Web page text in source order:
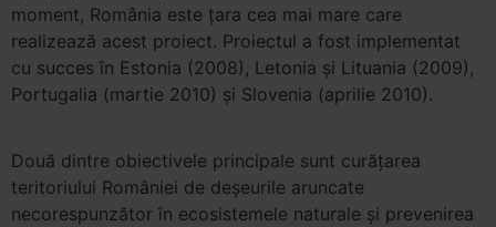
moment, România este ţara cea mai mare care
realizează acest proiect. Proiectul a fost implementat
cu succes în Estonia (2008), Letonia şi Lituania (2009),
Portugalia (martie 2010) şi Slovenia (aprilie 2010).
Două dintre obiectivele principale sunt curăţarea
teritoriului României de deşeurile aruncate
necorespunzător în ecosistemele naturale şi prevenirea